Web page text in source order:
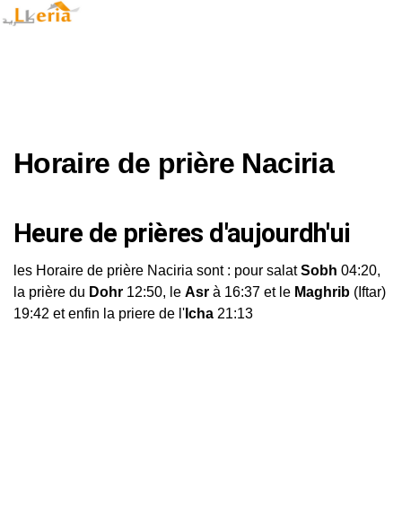
Horaire de prière Naciria
Heure de prières d'aujourdh'ui
les Horaire de prière Naciria sont : pour salatSobh 04:20,
la prière du Dohr 12:50, le Asr à 16:37 et le Maghrib (Iftar)
19:42 et enfin la priere de l' Icha 21:13